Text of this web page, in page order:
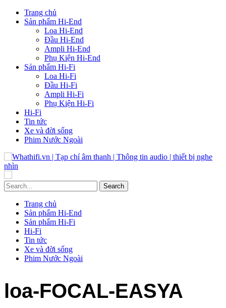
Trang chủ
Sản phẩm Hi-End
Loa Hi-End
Đầu Hi-End
Ampli Hi-End
Phụ Kiện Hi-End
Sản phẩm Hi-Fi
Loa Hi-Fi
Đầu Hi-Fi
Ampli Hi-Fi
Phụ Kiện Hi-Fi
Hi-Fi
Tin tức
Xe và đời sống
Phim Nước Ngoài
Trang chủ
Sản phẩm Hi-End
Sản phẩm Hi-Fi
Hi-Fi
Tin tức
Xe và đời sống
Phim Nước Ngoài
loa-FOCAL-EASYA